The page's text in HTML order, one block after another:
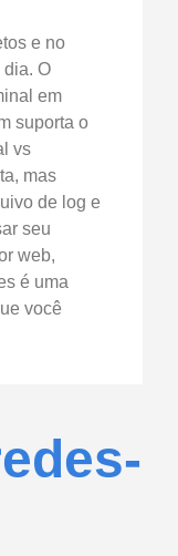
e no
dia. O
em
suporta o
vs
mas
de log e
seu
web,
é uma
você